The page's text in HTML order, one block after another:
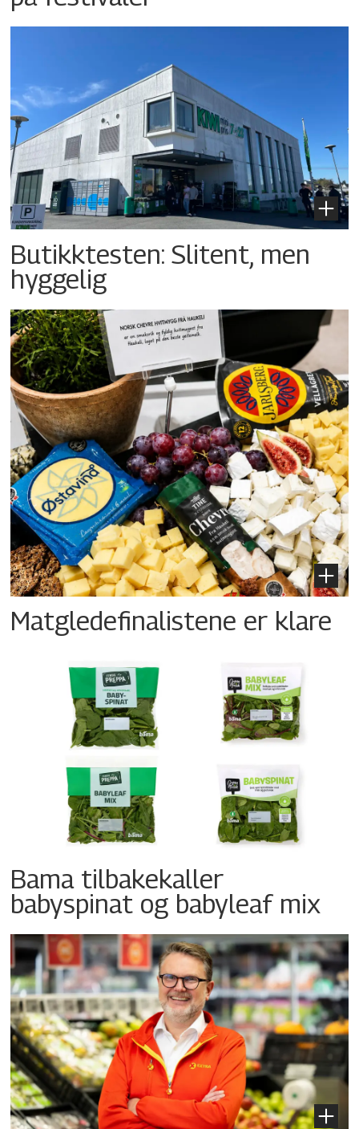
Butikktesten: Slitent, men
hyggelig
Matgledefinalistene er klare
Bama tilbakekaller
babyspinat og babyleaf mix